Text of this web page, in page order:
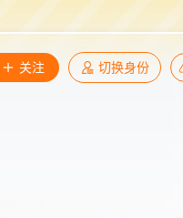
关注 切换身份